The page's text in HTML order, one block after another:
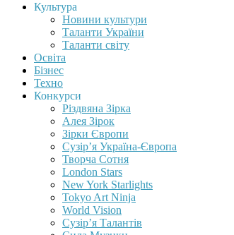
Культура
Новини культури
Таланти України
Таланти світу
Освіта
Бізнес
Техно
Конкурси
Різдвяна Зірка
Алея Зірок
Зірки Європи
Сузір’я Україна-Європа
Творча Сотня
London Stars
New York Starlights
Tokyo Art Ninja
World Vision
Сузір’я Талантів